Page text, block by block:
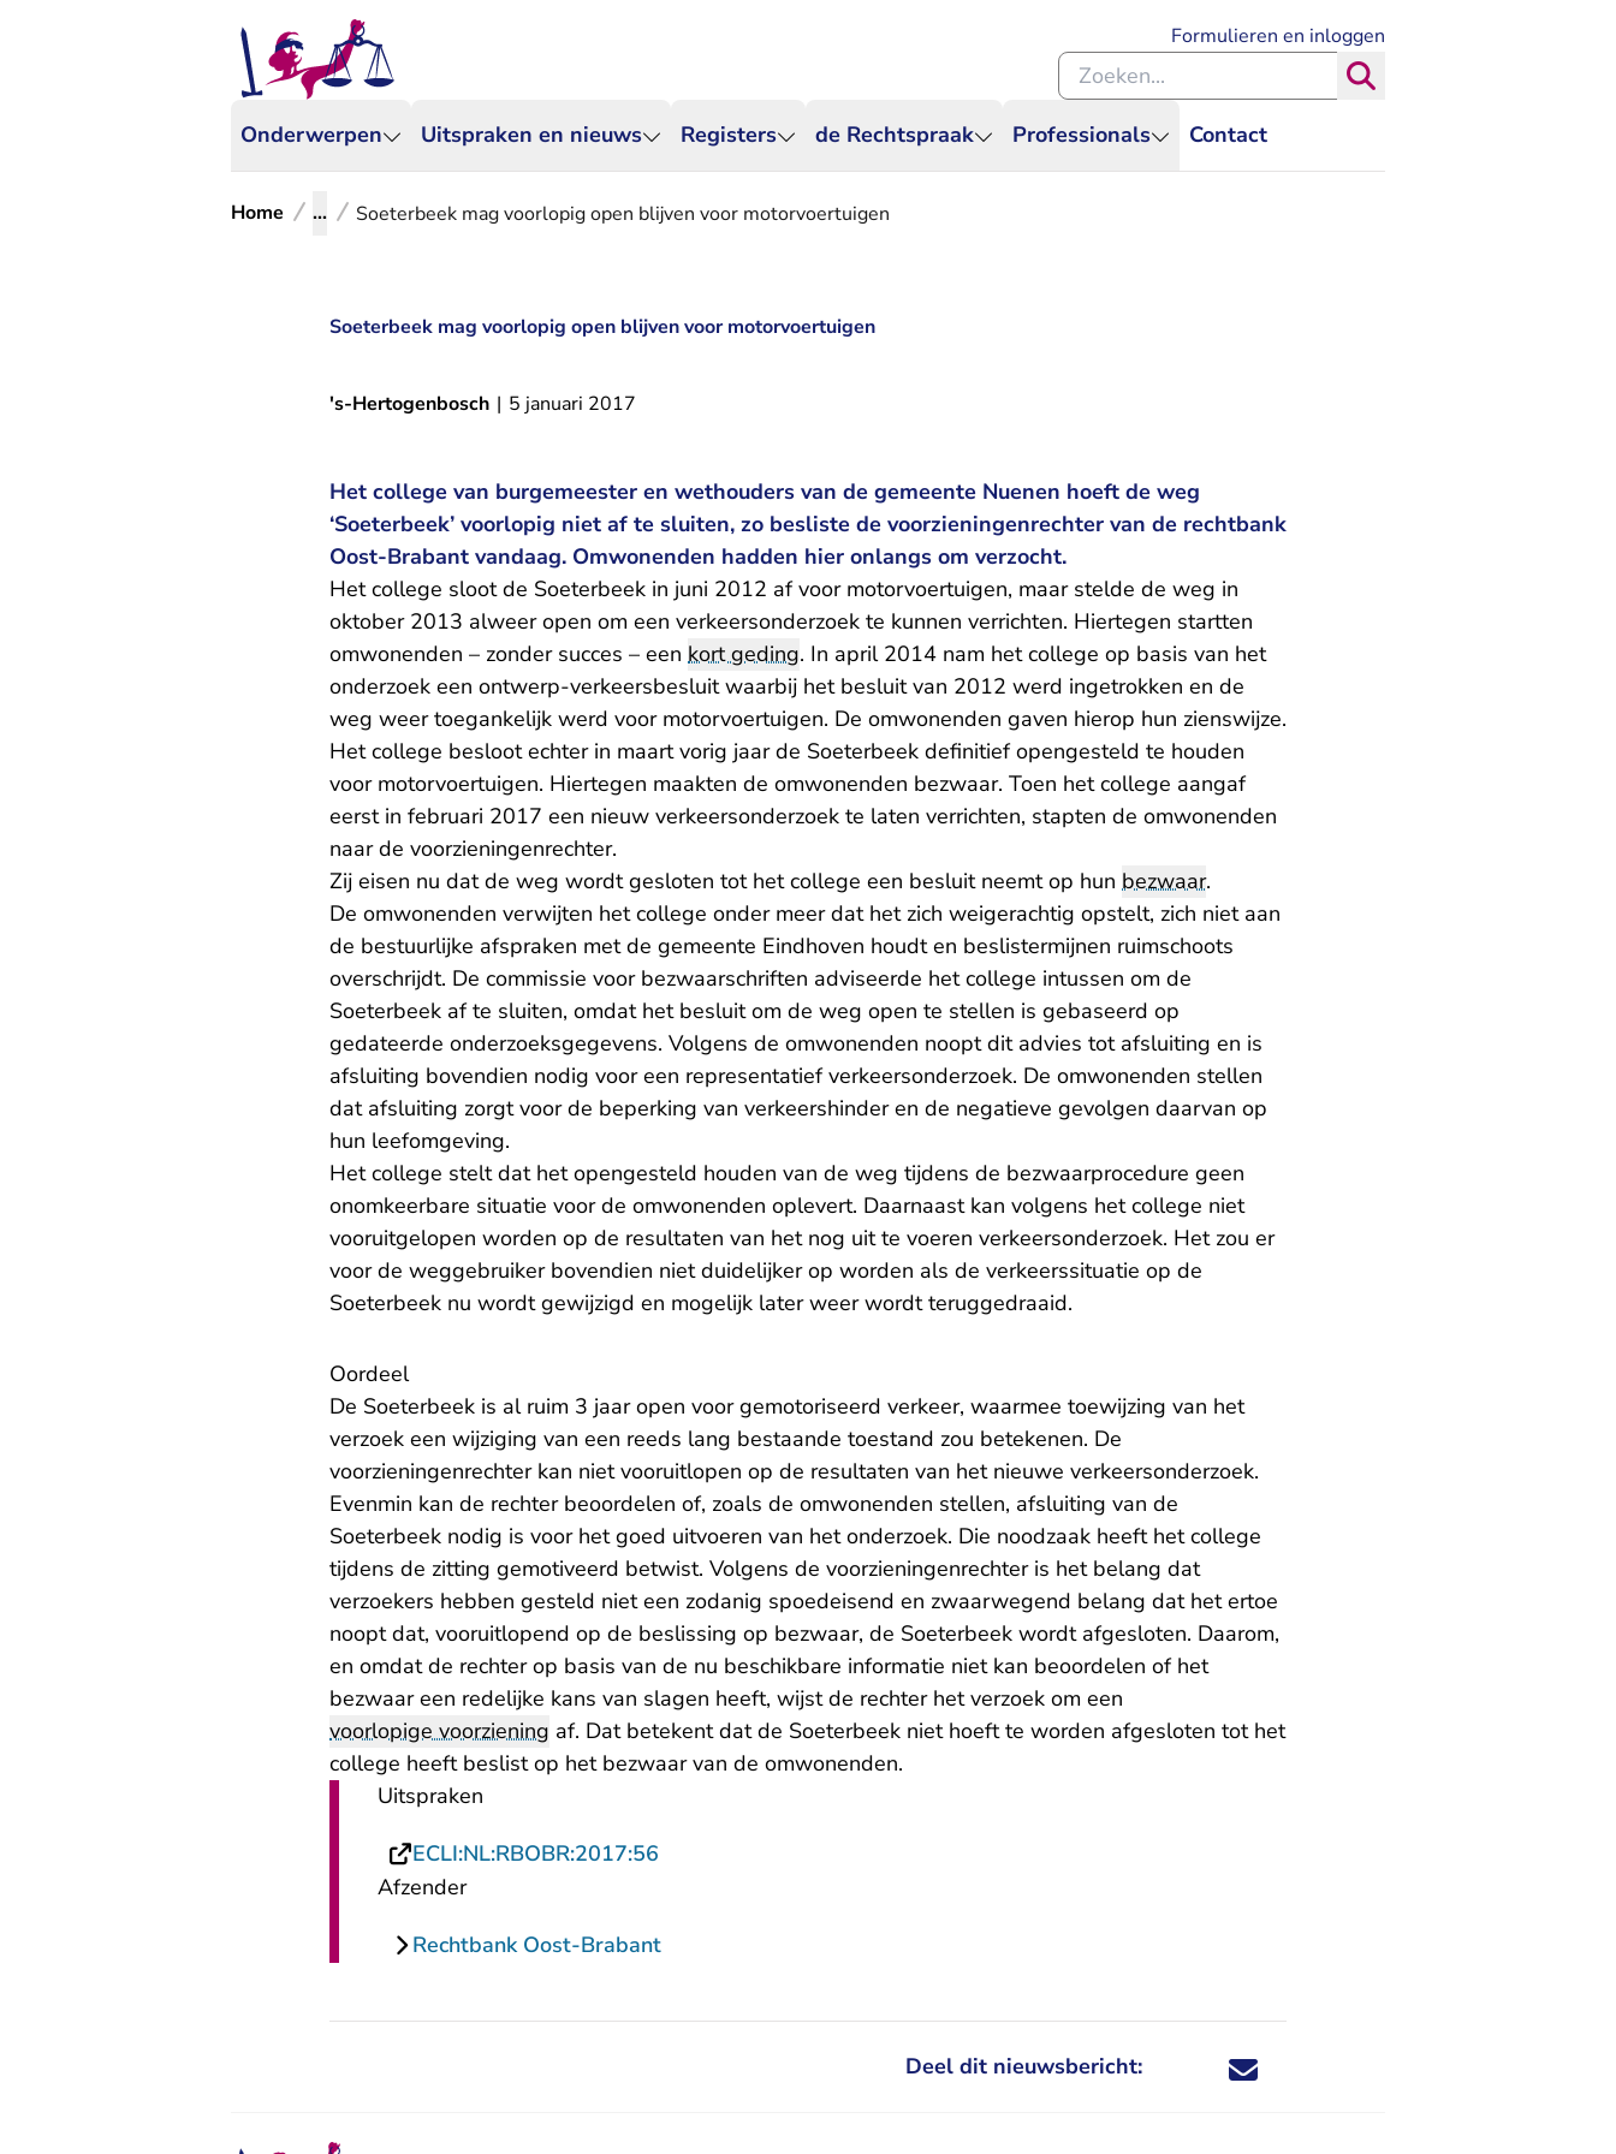
Onderwerpen Uitspraken en nieuws Registers de Rechtspraak Professionals Contact
Formulieren en inloggen
Zoeken binnen de Rechtspraak
Home ... Soeterbeek mag voorlopig open blijven voor motorvoertuigen
Soeterbeek mag voorlopig open blijven voor motorvoertuigen
's-Hertogenbosch | 5 januari 2017
Het college van burgemeester en wethouders van de gemeente Nuenen hoeft de weg
‘Soeterbeek’ voorlopig niet af te sluiten, zo besliste de voorzieningenrechter van de rechtbank
Oost-Brabant vandaag. Omwonenden hadden hier onlangs om verzocht.
Het college sloot de Soeterbeek in juni 2012 af voor motorvoertuigen, maar stelde de weg in
oktober 2013 alweer open om een verkeersonderzoek te kunnen verrichten. Hiertegen startten
omwonenden – zonder succes – een kort geding. In april 2014 nam het college op basis van het
onderzoek een ontwerp-verkeersbesluit waarbij het besluit van 2012 werd ingetrokken en de
weg weer toegankelijk werd voor motorvoertuigen. De omwonenden gaven hierop hun zienswijze.
Het college besloot echter in maart vorig jaar de Soeterbeek definitief opengesteld te houden
voor motorvoertuigen. Hiertegen maakten de omwonenden bezwaar. Toen het college aangaf
eerst in februari 2017 een nieuw verkeersonderzoek te laten verrichten, stapten de omwonenden
naar de voorzieningenrechter.
Zij eisen nu dat de weg wordt gesloten tot het college een besluit neemt op hun bezwaar.
De omwonenden verwijten het college onder meer dat het zich weigerachtig opstelt, zich niet aan
de bestuurlijke afspraken met de gemeente Eindhoven houdt en beslistermijnen ruimschoots
overschrijdt. De commissie voor bezwaarschriften adviseerde het college intussen om de
Soeterbeek af te sluiten, omdat het besluit om de weg open te stellen is gebaseerd op
gedateerde onderzoeksgegevens. Volgens de omwonenden noopt dit advies tot afsluiting en is
afsluiting bovendien nodig voor een representatief verkeersonderzoek. De omwonenden stellen
dat afsluiting zorgt voor de beperking van verkeershinder en de negatieve gevolgen daarvan op
hun leefomgeving.
Het college stelt dat het opengesteld houden van de weg tijdens de bezwaarprocedure geen
onomkeerbare situatie voor de omwonenden oplevert. Daarnaast kan volgens het college niet
vooruitgelopen worden op de resultaten van het nog uit te voeren verkeersonderzoek. Het zou er
voor de weggebruiker bovendien niet duidelijker op worden als de verkeerssituatie op de
Soeterbeek nu wordt gewijzigd en mogelijk later weer wordt teruggedraaid.
Oordeel
De Soeterbeek is al ruim 3 jaar open voor gemotoriseerd verkeer, waarmee toewijzing van het
verzoek een wijziging van een reeds lang bestaande toestand zou betekenen. De
voorzieningenrechter kan niet vooruitlopen op de resultaten van het nieuwe verkeersonderzoek.
Evenmin kan de rechter beoordelen of, zoals de omwonenden stellen, afsluiting van de
Soeterbeek nodig is voor het goed uitvoeren van het onderzoek. Die noodzaak heeft het college
tijdens de zitting gemotiveerd betwist. Volgens de voorzieningenrechter is het belang dat
verzoekers hebben gesteld niet een zodanig spoedeisend en zwaarwegend belang dat het ertoe
noopt dat, vooruitlopend op de beslissing op bezwaar, de Soeterbeek wordt afgesloten. Daarom,
en omdat de rechter op basis van de nu beschikbare informatie niet kan beoordelen of het
bezwaar een redelijke kans van slagen heeft, wijst de rechter het verzoek om een
voorlopige voorziening af. Dat betekent dat de Soeterbeek niet hoeft te worden afgesloten tot het
college heeft beslist op het bezwaar van de omwonenden.
Uitspraken
ECLI:NL:RBOBR:2017:56
Afzender
Rechtbank Oost-Brabant
Deel dit nieuwsbericht: Deel dit nieuwsbericht via X - U verlaat
Deel dit nieuwsbericht via Facebook - U
Deel dit nieuwsbericht via e-mail
Deel dit nieuwsbericht via LinkedIn - U